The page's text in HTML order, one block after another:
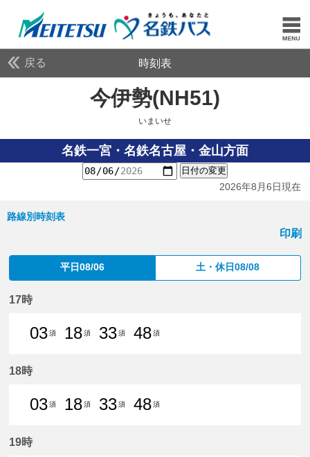
戻る 時刻表
今伊勢(NH51)
いまいせ
名鉄一宮・名鉄名古屋・金山方面
日付の変更
2026年8月6日現在
路線別時刻表
印刷
平日08/06 土・休日08/08
17時
03須
18須
33須
48須
18時
03須
18須
33須
48須
19時